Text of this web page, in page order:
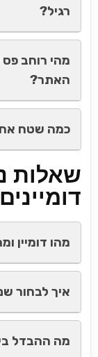
רגיל?
מהי רוחב פס
האתר?
כמה שטח
שאלות
דומיינים
מהו דומיין
איך לבחור
מה ההבדל